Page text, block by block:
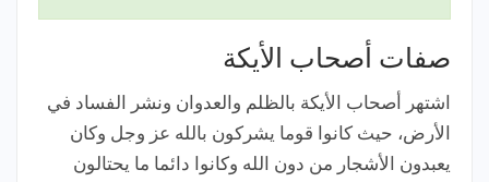
صفات أصحاب الأيكة
اشتهر أصحاب الأيكة بالظلم والعدوان ونشر الفساد في
الأرض، حيث كانوا قوما يشركون بالله عز وجل وكان
يعبدون الأشجار من دون الله وكانوا دائما ما يحتالون